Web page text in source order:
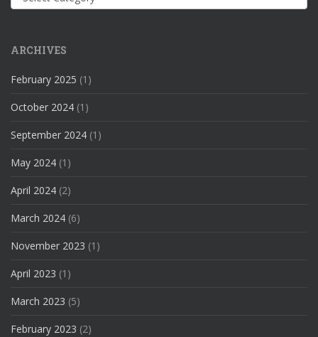
ARCHIVES
February 2025 (1)
October 2024 (1)
September 2024 (1)
May 2024 (1)
April 2024 (2)
March 2024 (6)
November 2023 (1)
April 2023 (1)
March 2023 (5)
February 2023 (2)